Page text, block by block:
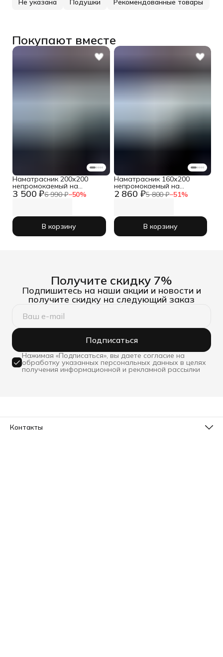
Не указана Подушки Рекомендованные товары
Покупают вместе
3 500 ₽6 990 ₽−50%
Наматрасник 200х200
непромокаемый на
резинке с бортом
В корзину
2 860 ₽5 800 ₽−51%
Наматрасник 160х200
непромокаемый на
резинке с бортом
В корзину
Получите скидку 7%
Подпишитесь на наши акции и новости и
получите скидку на следующий заказ
Подписаться
Нажимая «Подписаться», вы даете согласие на
обработку указанных персональных данных в целях
получения информационной и рекламной рассылки
Контакты